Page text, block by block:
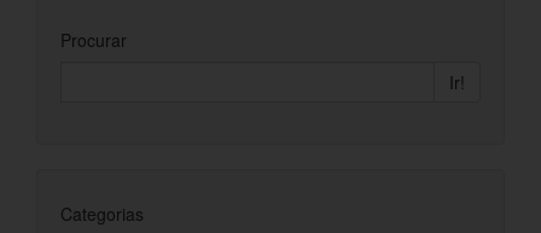
Procurar
Ir!
Categorias